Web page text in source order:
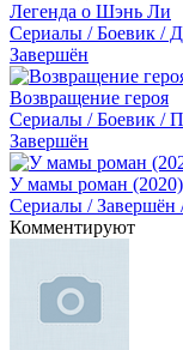
Легенда о Шэнь Ли
Сериалы / Боевик /
Завершён
Возвращение героя
Сериалы / Боевик /
Завершён
У мамы роман (2020)
Сериалы / Завершён
Комментируют